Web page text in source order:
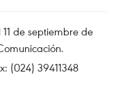
de septiembre de
(024) 39411348